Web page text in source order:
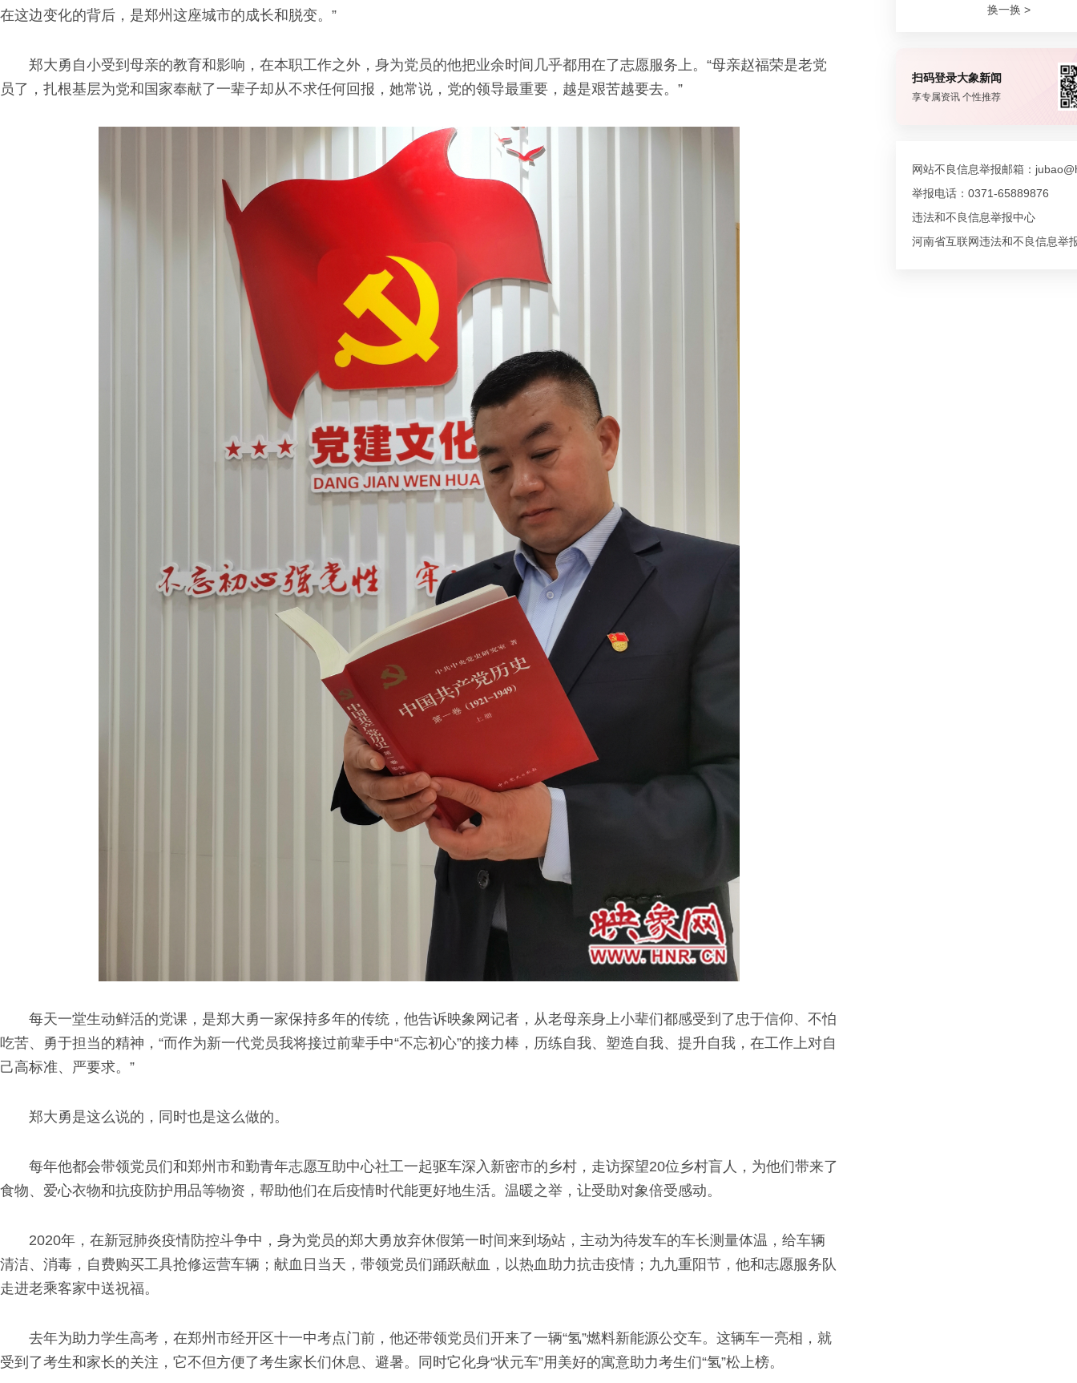
在这边变化的背后，是郑州这座城市的成长和脱变。”
郑大勇自小受到母亲的教育和影响，在本职工作之外，身为党员的他把业余时间几乎都用在了志愿服务上。“母亲赵福荣是老党
员了，扎根基层为党和国家奉献了一辈子却从不求任何回报，她常说，党的领导最重要，越是艰苦越要去。”
每天一堂生动鲜活的党课，是郑大勇一家保持多年的传统，他告诉映象网记者，从老母亲身上小辈们都感受到了忠于信仰、不怕
吃苦、勇于担当的精神，“而作为新一代党员我将接过前辈手中“不忘初心”的接力棒，历练自我、塑造自我、提升自我，在工作上对自
己高标准、严要求。”
郑大勇是这么说的，同时也是这么做的。
每年他都会带领党员们和郑州市和勤青年志愿互助中心社工一起驱车深入新密市的乡村，走访探望20位乡村盲人，为他们带来了
食物、爱心衣物和抗疫防护用品等物资，帮助他们在后疫情时代能更好地生活。温暖之举，让受助对象倍受感动。
2020年，在新冠肺炎疫情防控斗争中，身为党员的郑大勇放弃休假第一时间来到场站，主动为待发车的车长测量体温，给车辆
清洁、消毒，自费购买工具抢修运营车辆；献血日当天，带领党员们踊跃献血，以热血助力抗击疫情；九九重阳节，他和志愿服务队
走进老乘客家中送祝福。
去年为助力学生高考，在郑州市经开区十一中考点门前，他还带领党员们开来了一辆“氢”燃料新能源公交车。这辆车一亮相，就
受到了考生和家长的关注，它不但方便了考生家长们休息、避暑。同时它化身“状元车”用美好的寓意助力考生们“氢”松上榜。
换一换 >
扫码登录大象新闻
享专属资讯 个性推荐
网站不良信息举报邮箱：
举报电话：0371-65889876
违法和不良信息举报中心
河南省互联网违法和不良信息举